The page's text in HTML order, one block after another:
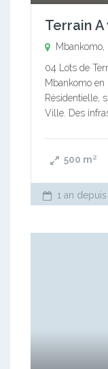
Terrain
Mbankomo,
04 Lots de
Mbankomo en
Résidentielle,
Ville. Des
500 m²
1 an depuis